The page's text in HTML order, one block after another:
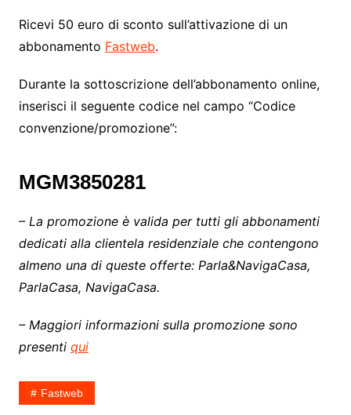
Ricevi 50 euro di sconto sull’attivazione di un
abbonamento Fastweb.
Durante la sottoscrizione dell’abbonamento online,
inserisci il seguente codice nel campo “Codice
convenzione/promozione”:
MGM3850281
– La promozione è valida per tutti gli abbonamenti
dedicati alla clientela residenziale che contengono
almeno una di queste offerte: Parla&NavigaCasa,
ParlaCasa, NavigaCasa.
– Maggiori informazioni sulla promozione sono
presenti qui
Fastweb